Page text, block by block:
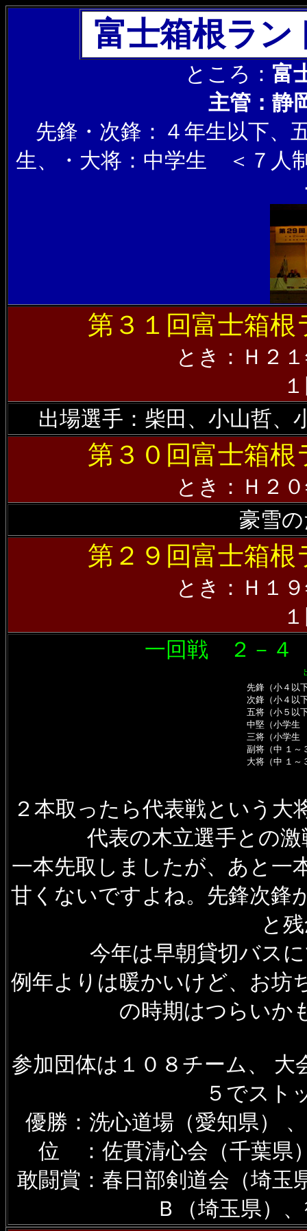
富士箱根ラン
ところ： 富
主管：静
先鋒・次鋒：４年生以下、
生、・大将：中学生 ＜７人
第３１回富士箱
とき：Ｈ２
出場選手：柴田、小山哲、
第３０回富士箱
とき：Ｈ２
豪雪
第２９回富士箱
とき：Ｈ１
一回戦 ２－４
先鋒（小４以
次鋒（小４以
五将（小５以
中堅（小学生
三将（小学生
副将（中 １～
大将（中 １～
２本取ったら代表戦という大
代表の木立選手との
一本先取しましたが、あと一
甘くないですよね。先鋒次鋒
と
今年は早朝貸切バス
例年よりは暖かいけど、お坊
の時期はつらいか
参加団体は１０８チーム、
５でスト
優勝：洗心道場（愛知県）
位 ：佐貫清心会（千葉県
敢闘賞：春日部剣道会（埼玉
Ｂ（埼玉県）